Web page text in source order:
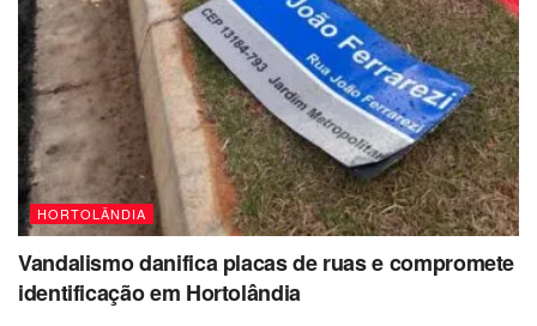
HORTOLÂNDIA
Vandalismo danifica placas de ruas e compromete
identificação em Hortolândia